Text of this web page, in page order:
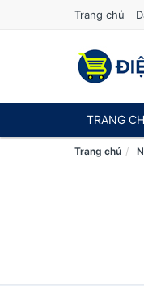
Trang chủ
TRANG
Trang chủ